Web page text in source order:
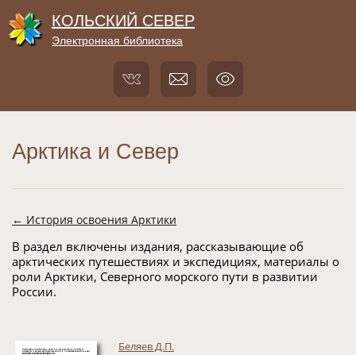
КОЛЬСКИЙ СЕВЕР
Электронная библиотека
Арктика и Север
← История освоения Арктики
В раздел включены издания, рассказывающие об
арктических путешествиях и экспедициях, материалы о
роли Арктики, Северного морского пути в развитии
России.
Беляев Д.П.